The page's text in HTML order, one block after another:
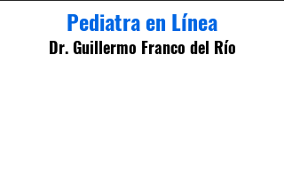
Pediatra en Línea
Dr. Guillermo Franco del Río